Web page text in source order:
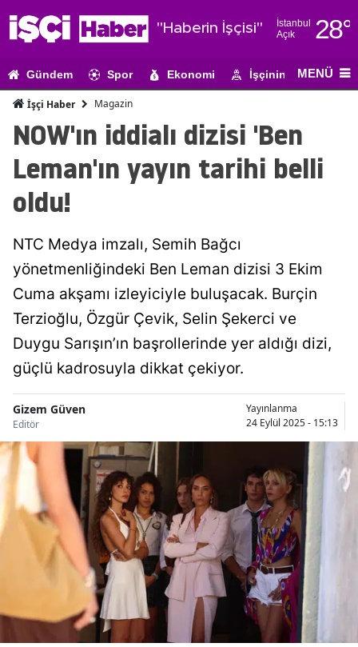
"Haberin İşçisi"
İstanbul
Açık
28°
Adıyaman
Ağrı
Amasya
Artvin
Balıkesir
Bingöl
Bitlis
Bolu
Burdur
Bursa
Çanakkale
Çankırı
Çorum
Gündem Spor Ekonomi İşçinin Gündemi
MENÜ
İşçi Haber Magazin
NOW'ın iddialı dizisi 'Ben
Leman'ın yayın tarihi belli
oldu!
NTC Medya imzalı, Semih Bağcı
yönetmenliğindeki Ben Leman dizisi 3 Ekim
Cuma akşamı izleyiciyle buluşacak. Burçin
Terzioğlu, Özgür Çevik, Selin Şekerci ve
Duygu Sarışın’ın başrollerinde yer aldığı dizi,
güçlü kadrosuyla dikkat çekiyor.
Gizem Güven
Editör
Yayınlanma
24 Eylül 2025 - 15:13